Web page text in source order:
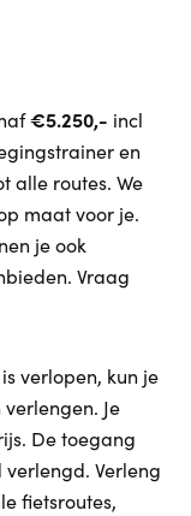
€5.250,- incl
en
alle routes. We
maat voor je.
je ook
Vraag
verlopen, kun je
Je
De toegang
Verleng
fietsroutes,